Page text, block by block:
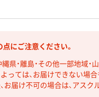
にご注意ください。
県・離島・その他一部地域
っては、お届けできない場
お届け不可の場合は、アス